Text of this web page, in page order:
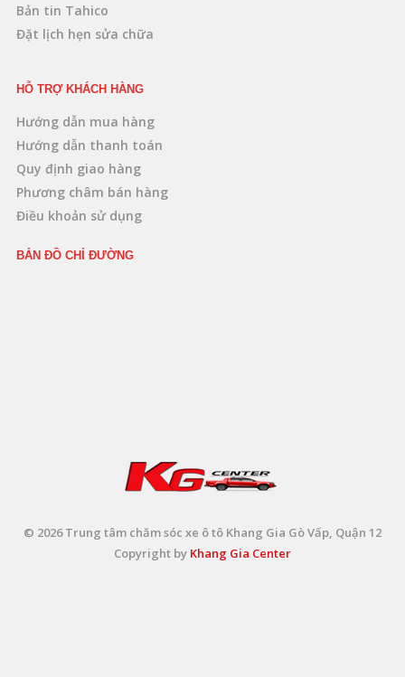
Bản tin Tahico
Đặt lịch hẹn sửa chữa
HỖ TRỢ KHÁCH HÀNG
Hướng dẫn mua hàng
Hướng dẫn thanh toán
Quy định giao hàng
Phương châm bán hàng
Điều khoản sử dụng
BẢN ĐỒ CHỈ ĐƯỜNG
© 2026 Trung tâm chăm sóc xe ô tô Khang Gia Gò Vấp, Quận 12
Copyright by Khang Gia Center